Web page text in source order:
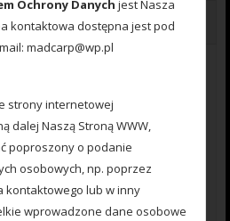
o „Szybkozłączka
Ochrony Danych jest Nasza
kontaktowa dostępna jest pod
madcarp@wp.pl
strony internetowej
dalej Naszą Stroną WWW,
poproszony o podanie
osobowych, np. poprzez
kontaktowego lub w inny
wprowadzone dane osobowe